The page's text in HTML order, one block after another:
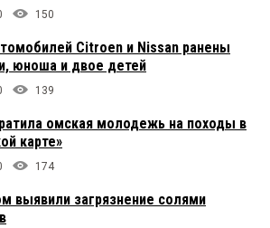
150
Citroen и Nissan ранены
юноша и двое детей
139
омская молодежь на походы в
карте»
174
выявили загрязнение солями